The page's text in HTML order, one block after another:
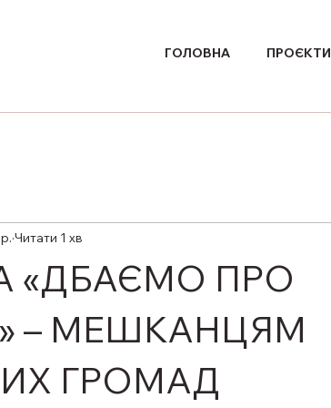
ГОЛОВНА ПРОЄКТИ
«ДБАЄМО ПРО
– МЕШКАНЦЯМ
ГРОМАД
Читати 1 хв